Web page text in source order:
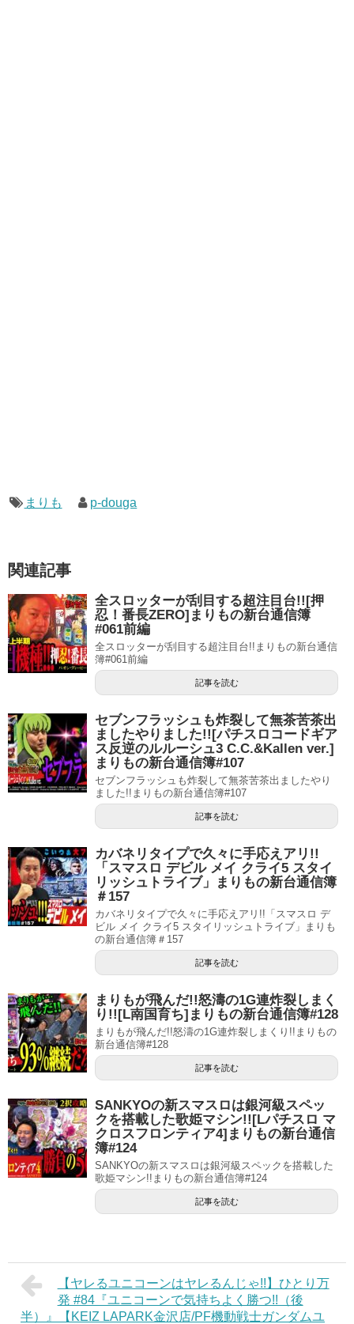
まりも p-douga
関連記事
全スロッターが刮目する超注目台!![押
忍！番長ZERO]まりもの新台通信簿
#061前編
全スロッターが刮目する超注目台!!まりもの新台通信
簿#061前編
記事を読む
セブンフラッシュも炸裂して無茶苦茶出
ましたやりました!![パチスロコードギア
ス反逆のルルーシュ3 C.C.&Kallen ver.]
まりもの新台通信簿#107
セブンフラッシュも炸裂して無茶苦茶出ましたやり
ました!!まりもの新台通信簿#107
記事を読む
カバネリタイプで久々に手応えアリ!!
「スマスロ デビル メイ クライ5 スタイ
リッシュトライブ」まりもの新台通信簿
＃157
カバネリタイプで久々に手応えアリ!!「スマスロ デ
ビル メイ クライ5 スタイリッシュトライブ」まりも
の新台通信簿＃157
記事を読む
まりもが飛んだ!!怒濤の1G連炸裂しまく
り!![L南国育ち]まりもの新台通信簿#128
まりもが飛んだ!!怒濤の1G連炸裂しまくり!!まりもの
新台通信簿#128
記事を読む
SANKYOの新スマスロは銀河級スペッ
クを搭載した歌姫マシン!![Lパチスロ マ
クロスフロンティア4]まりもの新台通信
簿#124
SANKYOの新スマスロは銀河級スペックを搭載した
歌姫マシン!!まりもの新台通信簿#124
記事を読む
【ヤレるユニコーンはヤレるんじゃ!!】ひとり万
発 #84『ユニコーンで気持ちよく勝つ!!（後
半）』【KEIZ LAPARK金沢店/PF機動戦士ガンダムユ